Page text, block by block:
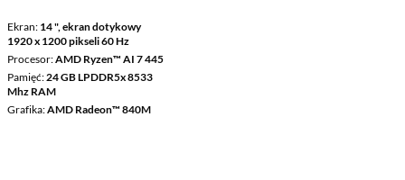
Ekran 14 ", ekran dotykowy
1920 x 1200 pikseli 60 Hz
Procesor AMD Ryzen™ AI 7 445
Pamięć 24 GB LPDDR5x 8533
Mhz RAM
Grafika AMD Radeon™ 840M